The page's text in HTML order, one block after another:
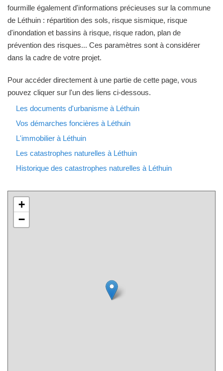
fourmille également d'informations précieuses sur la commune
de Léthuin : répartition des sols, risque sismique, risque
d'inondation et bassins à risque, risque radon, plan de
prévention des risques... Ces paramètres sont à considérer
dans la cadre de votre projet.
Pour accéder directement à une partie de cette page, vous
pouvez cliquer sur l'un des liens ci-dessous.
Les documents d'urbanisme à Léthuin
Vos démarches foncières à Léthuin
L'immobilier à Léthuin
Les catastrophes naturelles à Léthuin
Historique des catastrophes naturelles à Léthuin
+
−